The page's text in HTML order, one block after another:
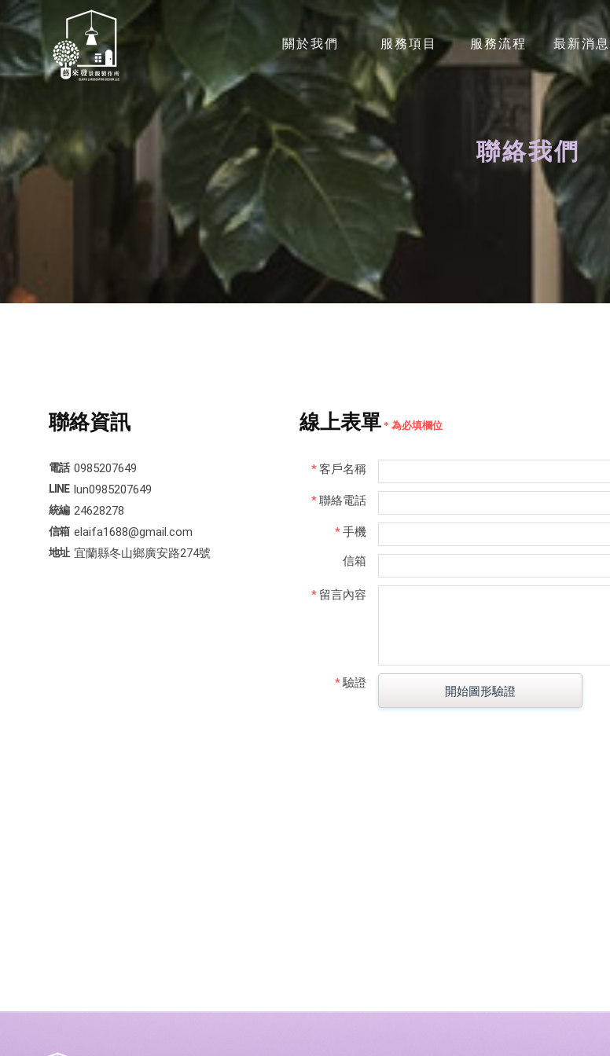
關於我們
ABOUT US
服務項目
SERVICES
服務流程 最新消息
NEWS
聯絡我們
聯絡資訊
0985207649
lun0985207649
24628278
elaifa1688@gmail.com
宜蘭縣冬山鄉廣安路274號
線上表單 * 為必填欄位
*客戶名稱
*聯絡電話
*手機
信箱
* 留言內容
*驗證
開始圖形驗證